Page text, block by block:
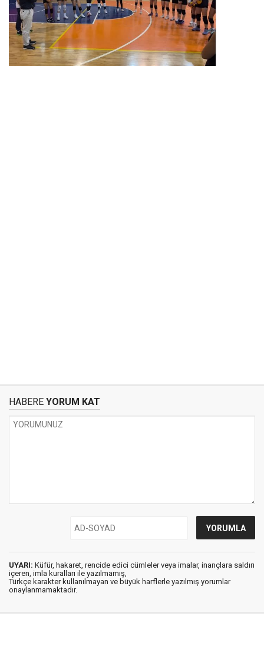
HABERE YORUM KAT
UYARI: Küfür, hakaret, rencide edici cümleler veya imalar, inançlara saldırı
içeren, imla kuralları ile yazılmamış,
Türkçe karakter kullanılmayan ve büyük harflerle yazılmış yorumlar
onaylanmamaktadır.